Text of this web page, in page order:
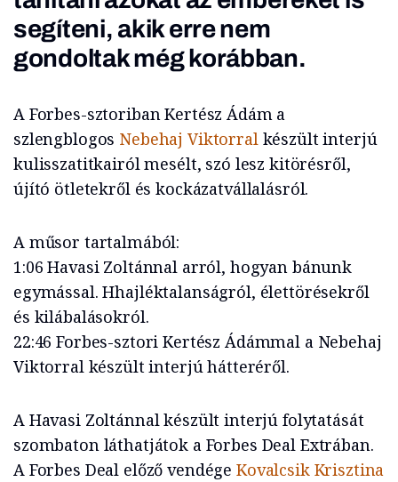
segíteni, akik erre nem
gondoltak még korábban.
A Forbes-sztoriban Kertész Ádám a
szlengblogos Nebehaj Viktorralkészült interjú
kulisszatitkairól mesélt, szó lesz kitörésről,
újító ötletekről és kockázatvállalásról.
A műsor tartalmából:
1:06 Havasi Zoltánnal arról, hogyan bánunk
egymással. Hhajléktalanságról, élettörésekről
és kilábalásokról.
22:46 Forbes-sztori Kertész Ádámmal a Nebehaj
Viktorral készült interjú hátteréről.
A Havasi Zoltánnal készült interjú folytatását
szombaton láthatjátok a Forbes Deal Extrában.
A Forbes Deal előző vendége Kovalcsik Krisztina